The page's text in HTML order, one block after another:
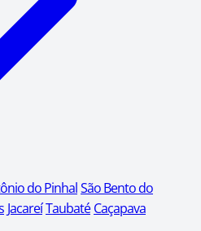
do PinhalSão Bento do
JacareíTaubaté Caçapava